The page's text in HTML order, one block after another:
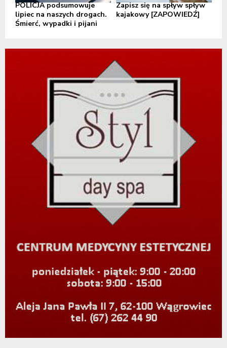
POLICJA podsumowuje
lipiec na naszych drogach.
Śmierć, wypadki i pijani
Zapisz się na spływ spływ
kajakowy [ZAPOWIEDŹ]